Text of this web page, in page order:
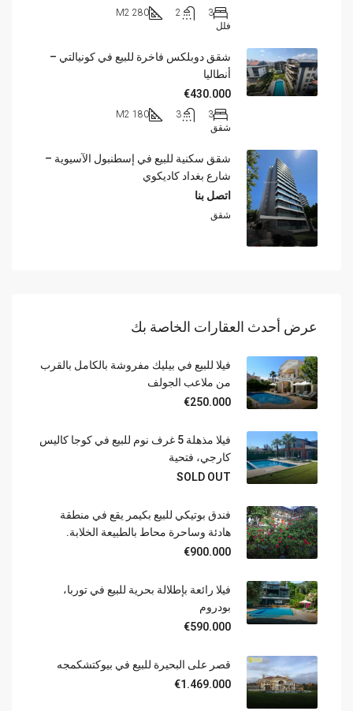
3
2
280 M2
فلل
شقق دوبلكس فاخرة للبيع في كونيالتي –
أنطاليا
€430.000
3
3
180 M2
شقق
شقق سكنية للبيع في إسطنبول الآسيوية –
شارع بغداد كاديكوي
اتصل بنا
شقق
عرض أحدث العقارات الخاصة بك
فيلا للبيع في بيليك مفروشة بالكامل بالقرب
من ملاعب الجولف
€250.000
فيلا مذهلة 5 غرف نوم للبيع في كوجا كاليس
كارجي، فتحية
SOLD OUT
فندق بوتيكي للبيع بكيمر يقع في منطقة
هادئة وساحرة محاط بالطبيعة الخلابة.
€900.000
فيلا رائعة بإطلالة بحرية للبيع في توربا،
بودروم
€590.000
قصر على البحيرة للبيع في بيوكتشكمجه
€1.469.000